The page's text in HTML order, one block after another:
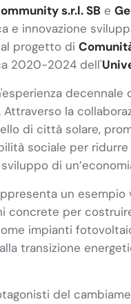
s.r.l. SB e
e innovazione
progetto di
2020-2024 dell'
Attraverso la
di città solare,
sociale per
di
un
concrete per
impianti
transizione
del